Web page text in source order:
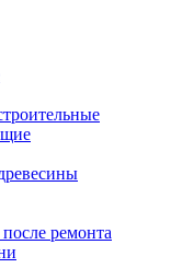
ремонта